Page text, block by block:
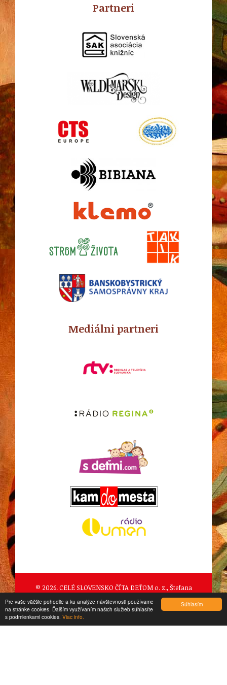
Súhlasím
Pre vaše väčšie pohodlie a ku analýze návštevnosti používame
na stránke cookies. Ďalším využívaním našich služieb súhlasíte
s podmienkami cookies. Viac info.
Partneri
Mediálni partneri
© 2026. CELÉ SLOVENSKO ČÍTA DEŤOM o. z., Štefana
created byCTS Europe s.r.o.